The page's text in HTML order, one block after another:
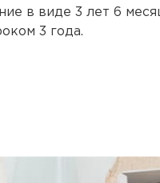
в виде 3 лет 6
3 года.